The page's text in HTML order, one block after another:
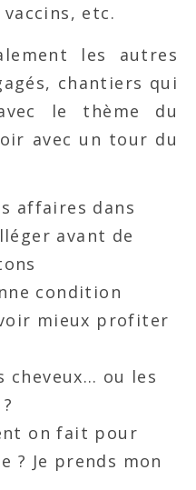
etc.
les autres
chantiers qui
le thème du
avec un tour du
affaires dans
avant de
condition
mieux profiter
cheveux… ou les
on fait pour
? Je prends mon